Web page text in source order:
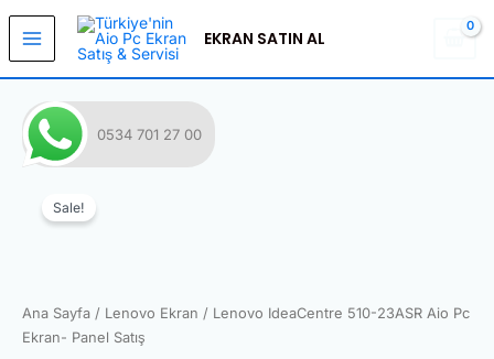
atla
Main
Menu
EKRAN SATIN AL
0534 701 27 00
Sale!
Ana Sayfa / Lenovo Ekran / Lenovo IdeaCentre 510-23ASR Aio Pc
Ekran- Panel Satış
IdeaCentre
Pc
Ekran-